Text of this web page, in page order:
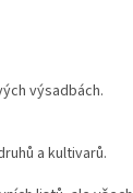
výsadbách.
a kultivarů.